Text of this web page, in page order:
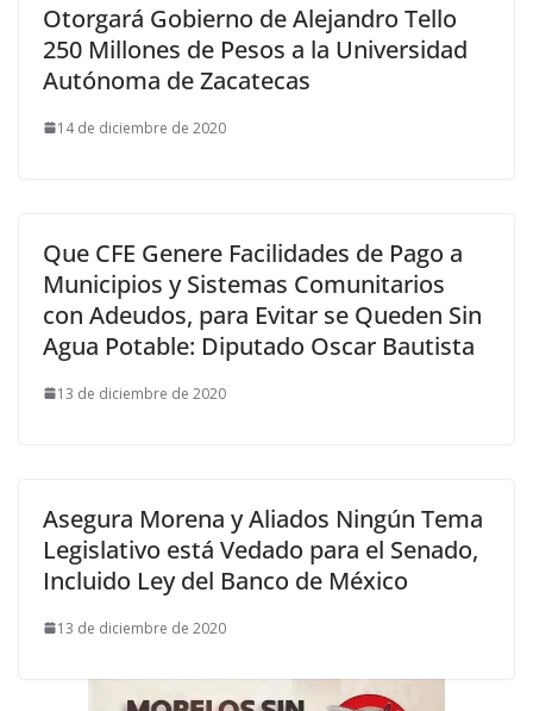
Otorgará Gobierno de Alejandro Tello
250 Millones de Pesos a la Universidad
Autónoma de Zacatecas
14 de diciembre de 2020
Que CFE Genere Facilidades de Pago a
Municipios y Sistemas Comunitarios
con Adeudos, para Evitar se Queden Sin
Agua Potable: Diputado Oscar Bautista
13 de diciembre de 2020
Asegura Morena y Aliados Ningún Tema
Legislativo está Vedado para el Senado,
Incluido Ley del Banco de México
13 de diciembre de 2020